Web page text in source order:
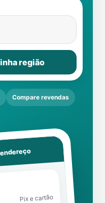
região
Compare revendas
Pix e cartão